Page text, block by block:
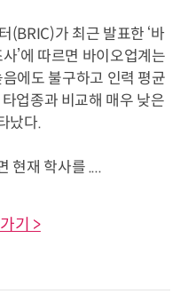
가 최근 발표한 ‘바
’에 따르면 바이오업계는
에도 불구하고 인력 평균
업종과 비교해 매우 낮은
났다.
현재 학사를 ....
기 >